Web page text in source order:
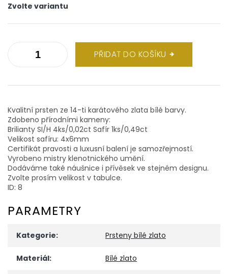
Zvolte variantu
PŘIDAT DO KOŠÍKU
Kvalitní prsten ze 14-ti karátového zlata bílé barvy.
Zdobeno přírodními kameny:
Brilianty SI/H 4ks/0,02ct Safír 1ks/0,49ct
Velikost safíru: 4x6mm
Certifikát pravosti a luxusní balení je samozřejmostí.
Vyrobeno mistry klenotnického umění.
Dodáváme také náušnice i přívěsek ve stejném designu.
Zvolte prosím velikost v tabulce.
ID: 8
PARAMETRY
Kategorie: Prsteny bílé zlato
Materiál: Bílé zlato